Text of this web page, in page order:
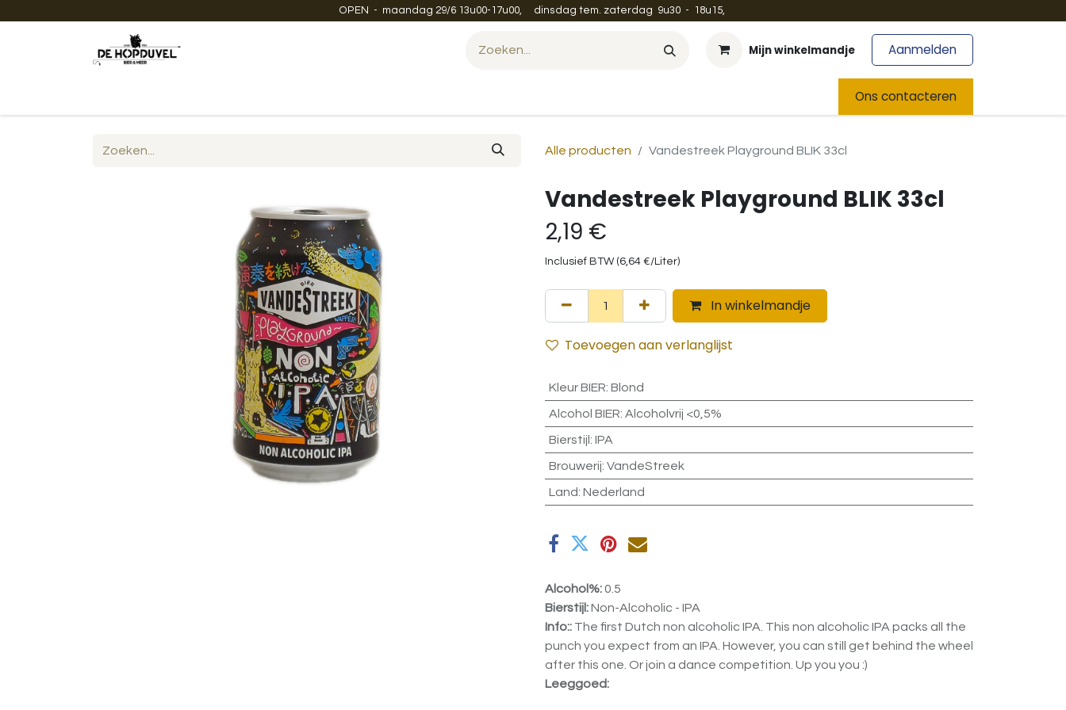
OPEN - maandag 29/6 13u00-17u00, dinsdag tem. zaterdag 9u30 - 18u15,
Mijn winkelmandje Aanmelden
Ons contacteren
Alle producten Vandestreek Playground BLIK 33cl
Vandestreek Playground BLIK 33cl
2,19 €
Inclusief BTW (6,64 €/Liter)
In winkelmandje
Toevoegen aan verlanglijst
Kleur BIER: Blond
Alcohol BIER: Alcoholvrij <0,5%
Bierstijl : IPA
Brouwerij: VandeStreek
Land: Nederland
Alcohol%:0.5
Bierstijl:Non-Alcoholic - IPA
Info:: The first Dutch non alcoholic IPA. This non alcoholic IPA packs all the
punch you expect from an IPA. However, you can still get behind the wheel
after this one. Or join a dance competition. Up you you :)
Leeggoed: